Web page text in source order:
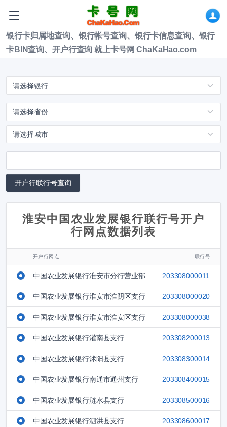
银行卡归属地查询、银行帐号查询、银行卡信息查询、银行
卡BIN查询、开户行查询 就上卡号网 ChaKaHao.com
淮安中国农业发展银行联行号开户
行网点数据列表
开户行网点 联行号
中国农业发展银行淮安市分行营业部 203308000011
中国农业发展银行淮安市淮阴区支行 203308000020
中国农业发展银行淮安市淮安区支行 203308000038
中国农业发展银行灌南县支行 203308200013
中国农业发展银行沭阳县支行 203308300014
中国农业发展银行南通市通州支行 203308400015
中国农业发展银行涟水县支行 203308500016
中国农业发展银行泗洪县支行 203308600017